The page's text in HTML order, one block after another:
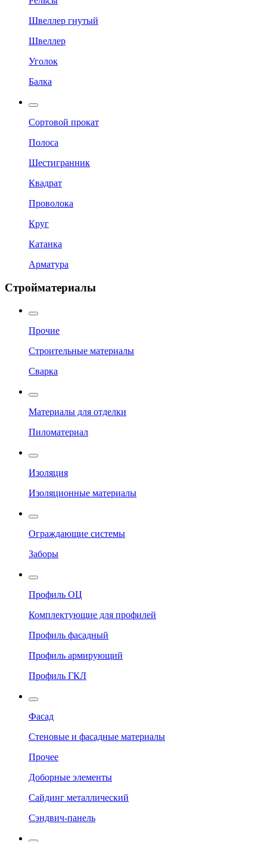
Швеллер гнутый
Швеллер
Уголок
Балка
Сортовой прокат
Полоса
Шестигранник
Квадрат
Проволока
Круг
Катанка
Арматура
Стройматериалы
Прочие
Строительные материалы
Сварка
Материалы для отделки
Пиломатериал
Изоляция
Изоляционные материалы
Ограждающие системы
Заборы
Профиль ОЦ
Комплектующие для профилей
Профиль фасадный
Профиль армирующий
Профиль ГКЛ
Фасад
Стеновые и фасадные материалы
Прочее
Доборные элементы
Сайдинг металлический
Сэндвич-панель